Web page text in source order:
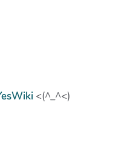
<(^_^<)